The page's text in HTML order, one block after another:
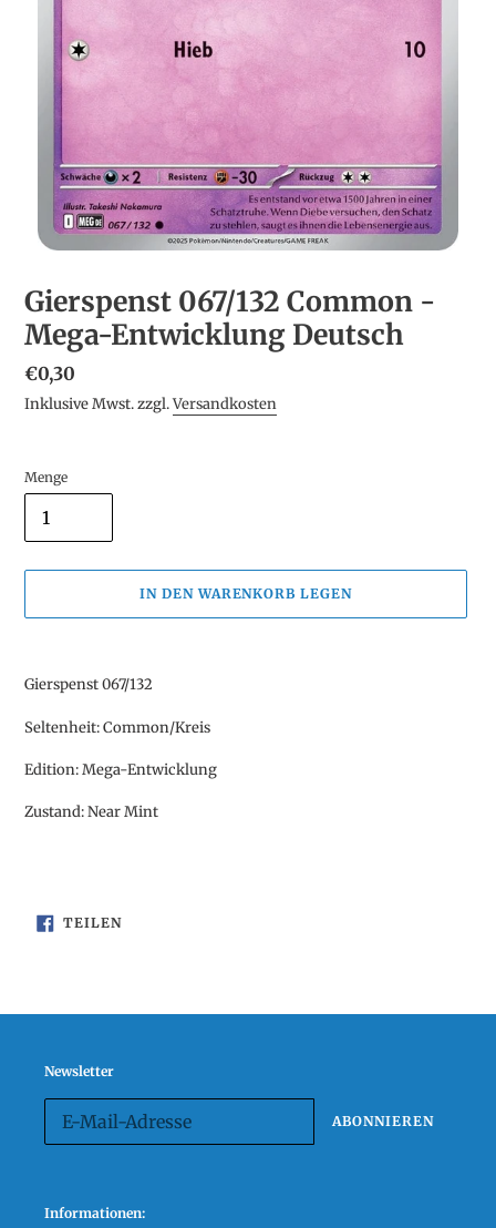
Gierspenst 067/132 Common -
Mega-Entwicklung Deutsch
Normaler
Preis
€0,30
Inklusive Mwst. zzgl.Versandkosten
Menge
IN DEN WARENKORB LEGEN
zum
hinzugefügt
Gierspenst 067/132
Seltenheit: Common/Kreis
Edition: Mega-Entwicklung
Zustand: Near Mint
TEILENAUF
FACEBOOK
Newsletter
ABONNIEREN
Informationen: